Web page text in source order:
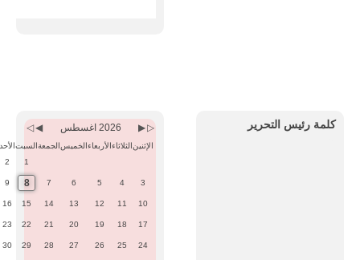
كلمة رئيس التحرير
Month
Year
Month2026 اغسطس
الإثنينالثلاثاءالأربعاءالخميسالجمعةالسبتالأحد
1
2
3
4
5
6
7
8
9
10
11
12
13
14
15
16
17
18
19
20
21
22
23
24
25
26
27
28
29
30